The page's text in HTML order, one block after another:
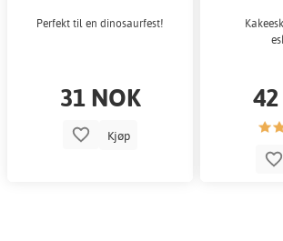
Perfekt til en dinosaurfest!
31 NOK
Kjøp